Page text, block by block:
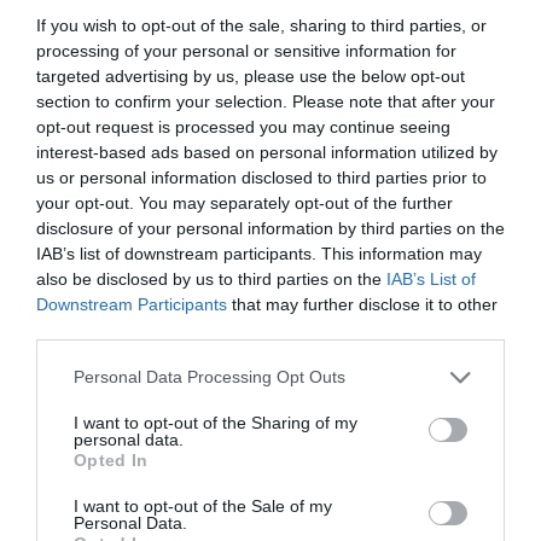
If you wish to opt-out of the sale, sharing to third parties, or
processing of your personal or sensitive information for
targeted advertising by us, please use the below opt-out
section to confirm your selection. Please note that after your
opt-out request is processed you may continue seeing
interest-based ads based on personal information utilized by
us or personal information disclosed to third parties prior to
your opt-out. You may separately opt-out of the further
disclosure of your personal information by third parties on the
IAB’s list of downstream participants. This information may
also be disclosed by us to third parties on the IAB’s List of
Downstream Participants that may further disclose it to other
Please note that this website/app uses one or more Google
not limited to your visit or usage behaviour. You may click to
grant or deny consent to Google and its third-party tags to
use your data for below specified purposes in below Google
consent section.
Personal Data Processing Opt Outs
I want to opt-out of the Sharing of my
personal data.
Opted In
I want to opt-out of the Sale of my
Personal Data.
PRODUTOS E MARCAS
NEXT apresenta 'Cocktail Bondage' no Cloud Bar a 22
de Agosto